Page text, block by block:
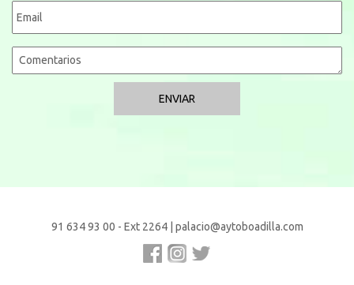
91 634 93 00 - Ext 2264| palacio@aytoboadilla.com